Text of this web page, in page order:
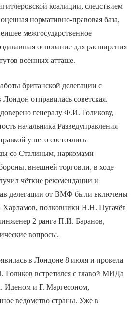
коалиции, следствием
нормативно-правовая база,
межгосударственное
основание для расширения
военных атташе.
британской делегации с
отправилась советская.
генералу Ф.И. Голикову,
начальника Разведуправления
у него состоялись
со Сталиным, наркомами
внешней торговли, в ходе
чёткие рекомендации и
делегации от ВМФ были включены
полковники Н.Н. Пугачёв
2 ранга П.И. Баранов,
вопросы.
в Лондоне 8 июля и провела
Голиков встретился с главой МИДа
Иденом и Г. Маргесоном,
ведомство страны. Уже в